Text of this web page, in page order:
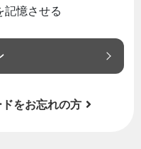
記憶させる
をお忘れの方